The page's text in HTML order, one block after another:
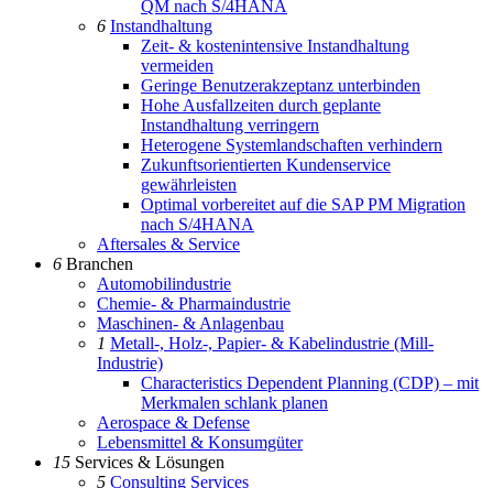
QM nach S/4HANA
6 Instandhaltung
Zeit- & kostenintensive Instandhaltung
vermeiden
Geringe Benutzerakzeptanz unterbinden
Hohe Ausfallzeiten durch geplante
Instandhaltung verringern
Heterogene Systemlandschaften verhindern
Zukunftsorientierten Kundenservice
gewährleisten
Optimal vorbereitet auf die SAP PM Migration
nach S/4HANA
Aftersales & Service
6 Branchen
Automobilindustrie
Chemie- & Pharmaindustrie
Maschinen- & Anlagenbau
1 Metall-, Holz-, Papier- & Kabelindustrie (Mill-
Industrie)
Characteristics Dependent Planning (CDP) – mit
Merkmalen schlank planen
Aerospace & Defense
Lebensmittel & Konsumgüter
15 Services & Lösungen
5 Consulting Services